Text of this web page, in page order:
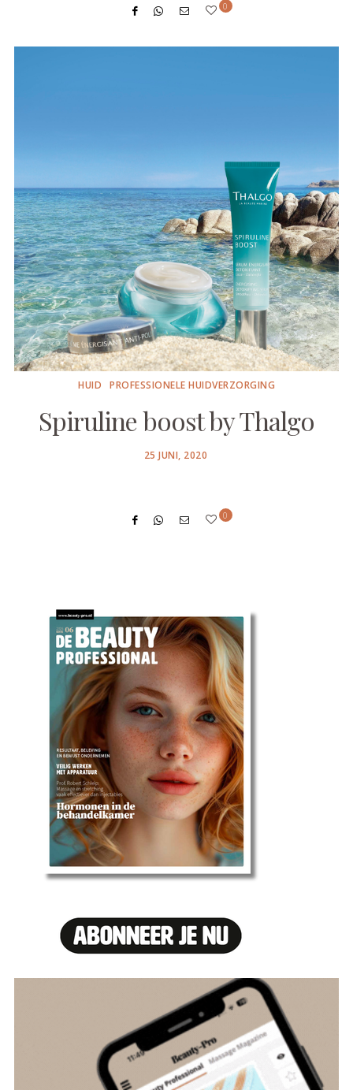
0
HUID PROFESSIONELE HUIDVERZORGING
Spiruline boost by Thalgo
POSTED
25 JUNI, 2020
0